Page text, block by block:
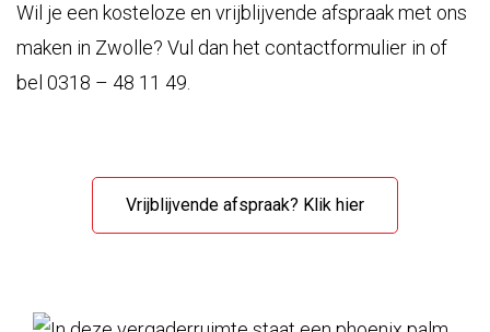
Wil je een kosteloze en vrijblijvende afspraak met ons
maken in Zwolle? Vul dan het contactformulier in of
bel 0318 – 48 11 49.
Vrijblijvende afspraak? Klik hier